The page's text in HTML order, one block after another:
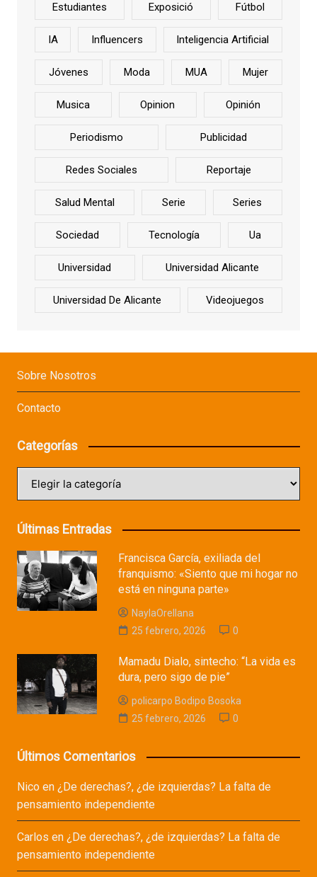
Estudiantes Exposició Fútbol
IA Influencers Inteligencia Artificial
Jóvenes Moda MUA Mujer
Musica Opinion Opinión
Periodismo Publicidad
Redes Sociales Reportaje
Salud Mental Serie Series
Sociedad Tecnología Ua
Universidad Universidad Alicante
Universidad De Alicante Videojuegos
Sobre Nosotros
Contacto
Categorías
Últimas Entradas
Francisca García, exiliada del
franquismo: «Siento que mi hogar no
está en ninguna parte»
NaylaOrellana
25 febrero, 2026
0
Mamadu Dialo, sintecho: “La vida es
dura, pero sigo de pie”
policarpo Bodipo Bosoka
25 febrero, 2026
0
Últimos Comentarios
Nicoen ¿De derechas?, ¿de izquierdas? La falta de
pensamiento independiente
Carlos en ¿De derechas?, ¿de izquierdas? La falta de
pensamiento independiente